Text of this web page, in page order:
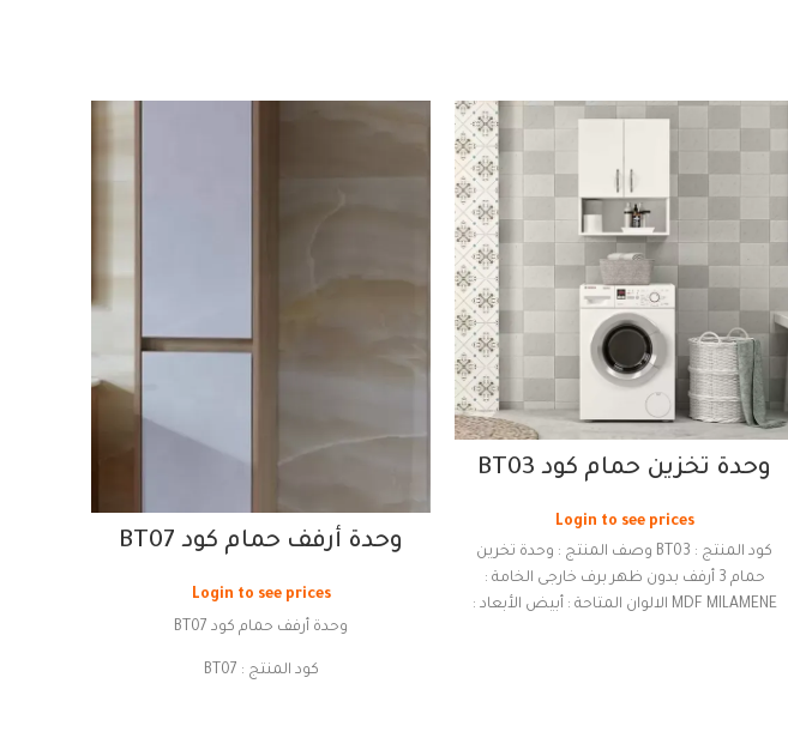
وحدة تخزين حمام كود BT03
Login to see prices
كود المنتج : BT03 وصف المنتج : وحدة تخرين
حمام 3 أرفف بدون ظهر برف خارجى الخامة :
MDF MILAMENE الالوان المتاحة : أبيض الأبعاد :
وحدة أرفف حمام كود BT07
Login to see prices
وحدة أرفف حمام كود BT07
كود المنتج : BT07